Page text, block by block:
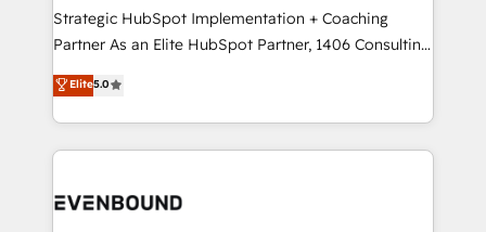
companies that divide their offer into 4
Competence Centers: Smart Manufacturing,
The synergies generated by these integrations,
together with the combination of talents, skills,
to accompany companies on their digital
Strategic HubSpot Implementation + Coaching
Partner As an Elite HubSpot Partner, 1406 Consulting
helps mid-market revenue teams transform how
they sell, market, and serve. We don't just build your
HubSpot—we teach your team to own it, then stay
to help you keep winning. What We Do ⚙️ CRM
Data & Content 📈 Sales & Marketing Alignment +
Elite5.0